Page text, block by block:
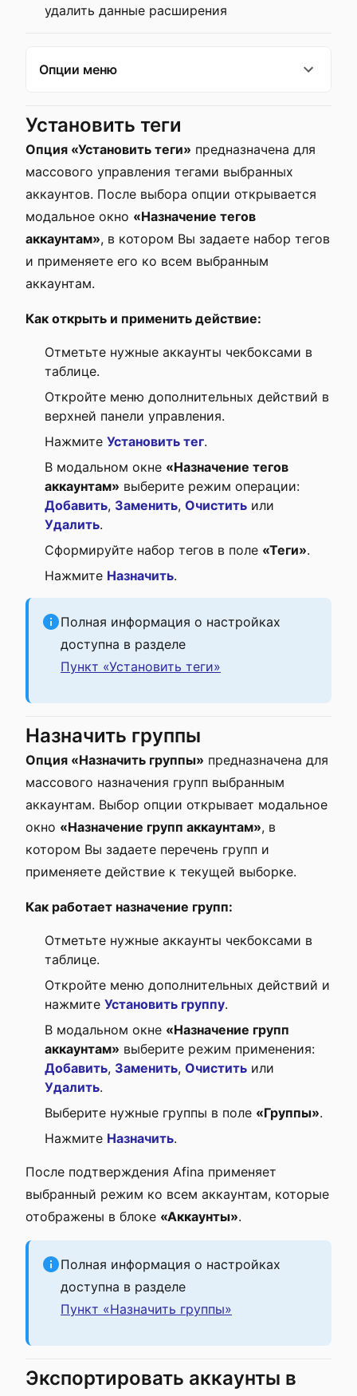
удалить данные расширения
Опции меню
Установить теги
Опция «Установить теги» предназначена для
массового управления тегами выбранных
аккаунтов. После выбора опции открывается
модальное окно «Назначение тегов
аккаунтам», в котором Вы задаете набор тегов
и применяете его ко всем выбранным
аккаунтам.
Как открыть и применить действие:
Отметьте нужные аккаунты чекбоксами в
таблице.
Откройте меню дополнительных действий в
верхней панели управления.
Нажмите Установить тег.
В модальном окне «Назначение тегов
аккаунтам» выберите режим операции:
Добавить, Заменить, Очистить или
Удалить.
Сформируйте набор тегов в поле «Теги».
Нажмите Назначить.
Полная информация о настройках
доступна в разделе
Пункт «Установить теги»
Назначить группы
Опция «Назначить группы» предназначена для
массового назначения групп выбранным
аккаунтам. Выбор опции открывает модальное
окно «Назначение групп аккаунтам», в
котором Вы задаете перечень групп и
применяете действие к текущей выборке.
Как работает назначение групп:
Отметьте нужные аккаунты чекбоксами в
таблице.
Откройте меню дополнительных действий и
нажмите Установить группу.
В модальном окне «Назначение групп
аккаунтам» выберите режим применения:
Добавить, Заменить, Очистить или
Удалить.
Выберите нужные группы в поле «Группы».
Нажмите Назначить.
После подтверждения Afina применяет
выбранный режим ко всем аккаунтам, которые
отображены в блоке «Аккаунты».
Полная информация о настройках
доступна в разделе
Пункт «Назначить группы»
Экспортировать аккаунты в